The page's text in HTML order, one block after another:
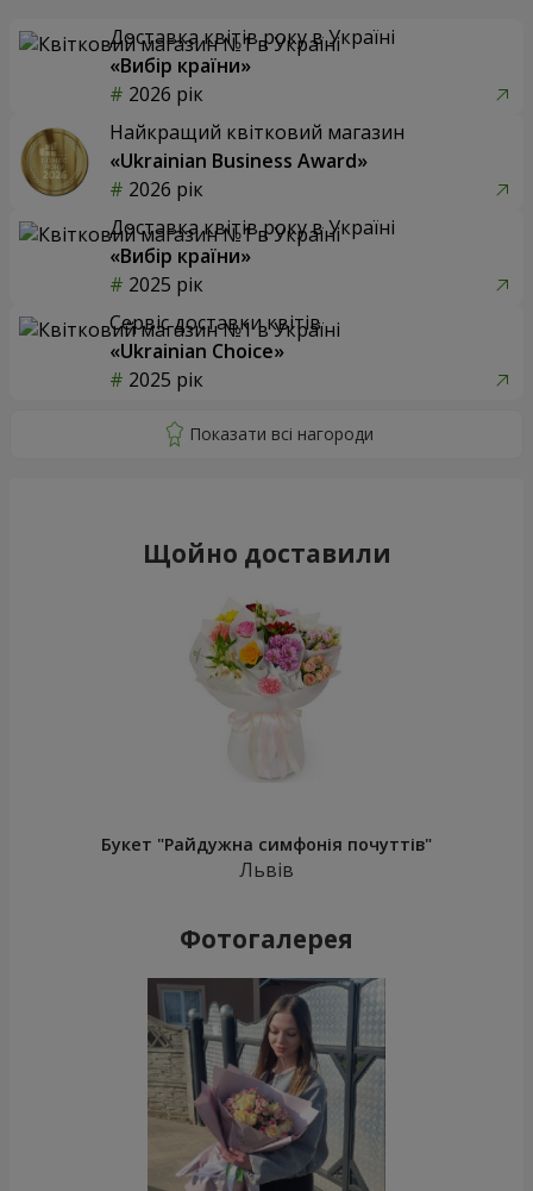
Доставка квітів року в Україні
«Вибір країни»
2026 рік
Найкращий квітковий магазин
«Ukrainian Business Award»
2026 рік
Доставка квітів року в Україні
«Вибір країни»
2025 рік
Сервіс доставки квітів
«Ukrainian Choice»
2025 рік
Щойно доставили
Букет "Райдужна симфонія почуттів"
Львів
Фотогалерея